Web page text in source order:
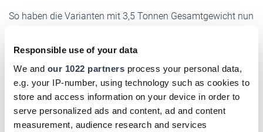
Responsible use of your data
We and our 1022 partners process your personal data,
e.g. your IP-number, using technology such as cookies to
store and access information on your device in order to
serve personalized ads and content, ad and content
measurement, audience research and services
So haben die Varianten mit 3,5 Tonnen Gesamtgewicht nun
Design hat Ford Hand angelegt. Der geliftete Transit ist am
zu erkennen. Im Innenraum wartet er mit
strapazierfähigeren Sitzen auf, zudem gibt es
mehr
Fahrerassistenz. Etwa neben der Fahrmodus-Regelung, ein
adaptiver Tempomat sowie ein aktiver Park-Assistent.